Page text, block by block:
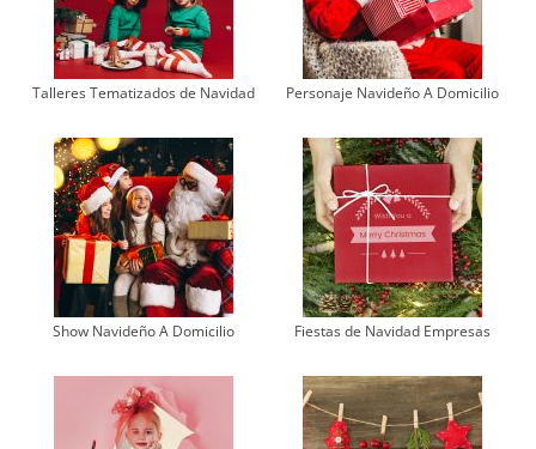
Talleres Tematizados de Navidad Personaje Navideño A Domicilio
Show Navideño A Domicilio Fiestas de Navidad Empresas